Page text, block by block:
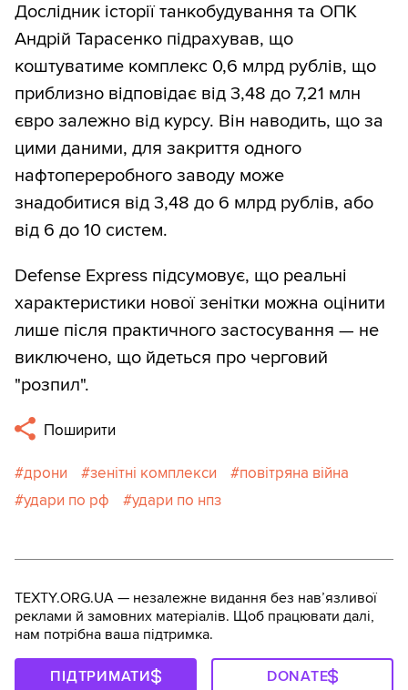
Дослідник історії танкобудування та ОПК
Андрій Тарасенко підрахував, що
коштуватиме комплекс 0,6 млрд рублів, що
приблизно відповідає від 3,48 до 7,21 млн
євро залежно від курсу. Він наводить, що за
цими даними, для закриття одного
нафтопереробного заводу може
знадобитися від 3,48 до 6 млрд рублів, або
від 6 до 10 систем.
Defense Express підсумовує, що реальні
характеристики нової зенітки можна оцінити
лише після практичного застосування — не
виключено, що йдеться про черговий
"розпил".
Поширити
дрони зенітні комплекси
повітряна війна
удари по рф
удари по нпз
TEXTY.ORG.UA — незалежне видання без навʼязливої
реклами й замовних матеріалів. Щоб працювати далі,
нам потрібна ваша підтримка.
ПІДТРИМАТИ DONATE